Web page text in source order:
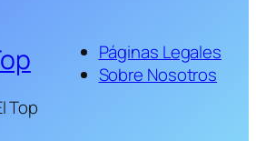
Top
Páginas Legales
Sobre Nosotros